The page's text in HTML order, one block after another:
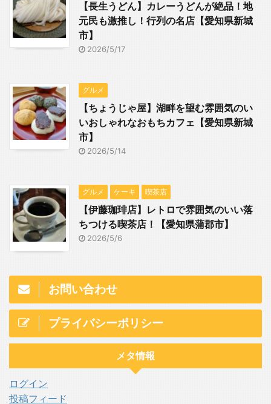
【長生うどん】カレーうどんが絶品！地
元民も激推し！行列の名店【愛知県新城
市】
2026/5/17
グルメ
【ちょうじゃ屋】湖畔を望む雰囲気のい
いおしゃれなおもちカフェ【愛知県新城
市】
2026/5/14
グルメ ケーキ 喫茶店
【伊藤珈琲店】レトロで雰囲気のいい落
ちつける喫茶店！【愛知県蒲郡市】
2026/5/6
お問い合わせ
プライバシーポリシー
メタ情報
ログイン
投稿フィード